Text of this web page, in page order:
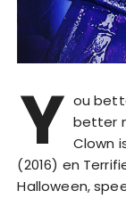
Y ou
better
Clown
(2016) en
Halloween,